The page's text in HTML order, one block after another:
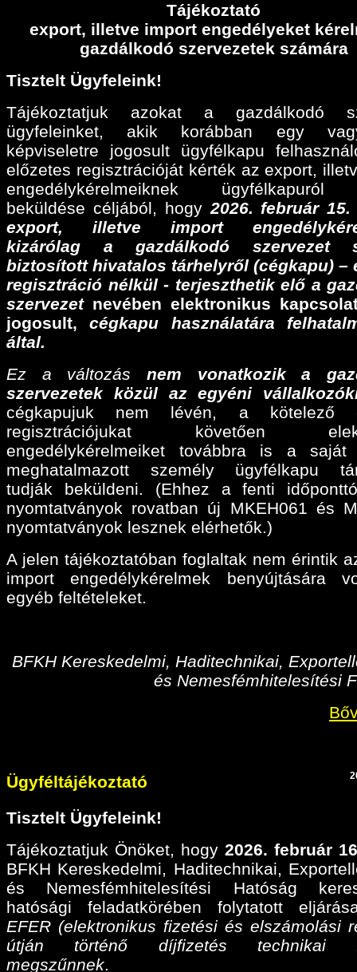
Tájékoztató
export, illetve import engedélyeket
gazdálkodó szervezetek számára
Tisztelt Ügyfeleink!
Tájékoztatjuk azokat a gazdálkodó
ügyfeleinket, akik korábban egy
képviseletre jogosult ügyfélkapu
előzetes regisztrációját kérték az export,
engedélykérelmeiknek ügyfélkapuról
beküldése céljából, hogy 2026. február
export, illetve import
kizárólag a gazdálkodó szervezet
biztosított hivatalos tárhelyről (cégkapu) –
regisztráció nélkül - terjeszthetik elő a
szervezet nevében elektronikus
jogosult, cégkapu használatára
által.
Ez a változás nem vonatkozik a
szervezetek közül az egyéni
cégkapujuk nem lévén, a kötelező
regisztrációjukat követően
engedélykérelmeiket továbbra is a
meghatalmazott személy ügyfélkapu
tudják beküldeni. (Ehhez a fenti
nyomtatványok rovatban új MKEH061 és
nyomtatványok lesznek elérhetők.)
A jelen tájékoztatóban foglaltak nem érintik
import engedélykérelmek benyújtására
egyéb feltételeket.
BFKH Kereskedelmi, Haditechnikai,
és Nemesfémhitelesítési
Ügyféltájékoztató
Tisztelt Ügyfeleink!
Tájékoztatjuk Önöket, hogy 2026. február
BFKH Kereskedelmi, Haditechnikai,
és Nemesfémhitelesítési Hatóság
hatósági feladatkörében folytatott
EFER (elektronikus fizetési és elszámolási
útján történő díjfizetés technikai
megszűnnek.